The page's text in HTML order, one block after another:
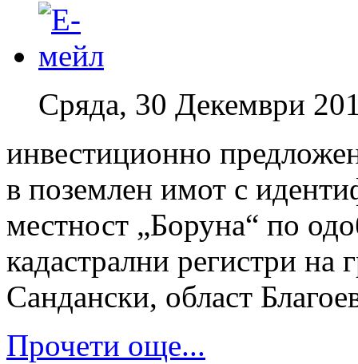
Сряда, 30 Декември
инвестиционно
в поземлен имот с
местност „Боруна“ по
кадастрални регистри
Сандански, област
Прочети още...